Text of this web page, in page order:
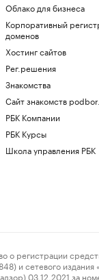
Облако для бизнеса
Корпоративный
доменов
Хостинг сайтов
Рег.решения
Знакомства
Сайт знакомств
РБК Компании
РБК Курсы
Школа управления РБК
и сетевого издания
03.12.2021 за